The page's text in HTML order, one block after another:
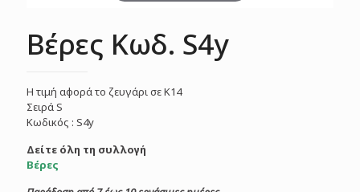
Βέρες Κωδ. S4y
Η τιμή αφορά το ζευγάρι σε Κ14
Σειρά S
Κωδικός : S4y
Δείτε όλη τη συλλογή
Βέρες